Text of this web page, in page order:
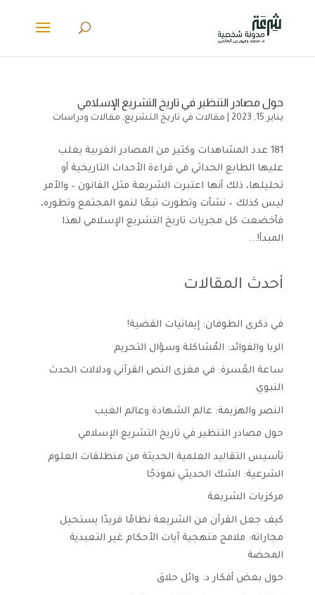
حول مصادر التنظير في تاريخ التشريع الإسلامي
يناير 15, 2023 مقالات في تاريخ التشريع, مقالات ودراسات
181 عدد المشاهدات وكثير من المصادر الغربية يغلب
عليها الطابع الحداثي في قراءة الأحداث التاريخية أو
تحليلها، ذلك أنها اعتبرت الشريعة مثل القانون – والأمر
ليس كذلك – نشأت وتطورت تبعًا لنمو المجتمع وتطوره،
فأخضعت كل مجريات تاريخ التشريع الإسلامي لهذا
المبدأ!...
أحدث المقالات
في ذكرى الطوفان: إيمانيات القضية!
الربا والفوائد: المُشاكلة وسؤال التحريم
ساعة العُسرة: في مغزى النص القرآني ودلالات الحدث
النبوي
النصر والهزيمة: عالم الشهادة وعالم الغيب
حول مصادر التنظير في تاريخ التشريع الإسلامي
تأسيس التقاليد العلمية الحديثة من منطلقات العلوم
الشرعية: الشك الحديثي نموذجًا
مركزيات الشريعة
كيف جعل القرآن من الشريعة نظامًا فريدًا يستحيل
مجاراته: ملامح منهجية آيات الأحكام غير التعبدية
المحضة
حول بعض أفكار د. وائل حلاق